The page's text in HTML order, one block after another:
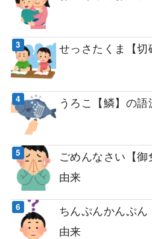
せっさたくま【
うろこ【鱗】の
ごめんなさい【御
由来
ちんぷんかんぷん
由来